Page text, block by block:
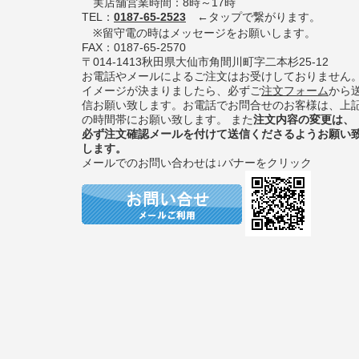
TEL： 0187-65-2523 ←タップで繋がります。
※留守電の時はメッセージをお願いします。
FAX：0187-65-2570
〒014-1413秋田県大仙市角間川町字二本杉25-12
お電話やメールによるご注文はお受けしておりません。
イメージが決まりましたら、必ずご注文フォームから
信お願い致します。お電話でお問合せのお客様は、上
の時間帯にお願い致します。 また注文内容の変更は、
必ず注文確認メールを付けて送信くださるようお願い
します。
メールでのお問い合わせは↓バナーをクリック